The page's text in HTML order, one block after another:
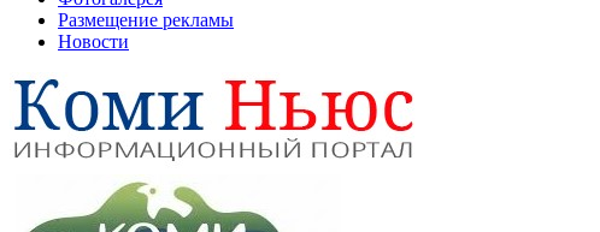
Размещение рекламы
Новости